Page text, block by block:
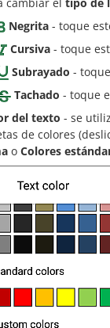
Negrita - toque
Cursiva - toque
Subrayado -
Tachado - toque
del texto - se
de colores
o Colores